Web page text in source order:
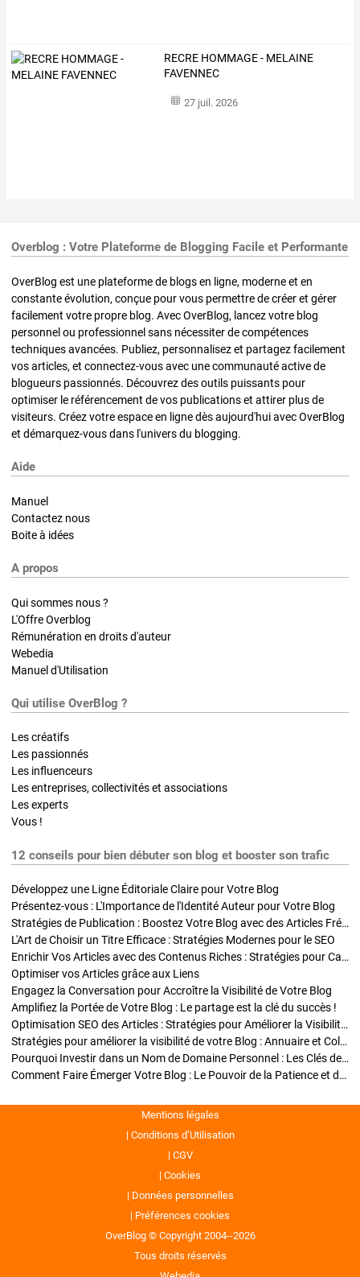
RECRE HOMMAGE - MELAINE
FAVENNEC
27 juil. 2026
Overblog : Votre Plateforme de Blogging Facile et Performante
OverBlog est une plateforme de blogs en ligne, moderne et en
constante évolution, conçue pour vous permettre de créer et gérer
facilement votre propre blog. Avec OverBlog, lancez votre blog
personnel ou professionnel sans nécessiter de compétences
techniques avancées. Publiez, personnalisez et partagez facilement
vos articles, et connectez-vous avec une communauté active de
blogueurs passionnés. Découvrez des outils puissants pour
optimiser le référencement de vos publications et attirer plus de
visiteurs. Créez votre espace en ligne dès aujourd'hui avec OverBlog
et démarquez-vous dans l'univers du blogging.
Aide
Manuel
Contactez nous
Boite à idées
A propos
Qui sommes nous ?
L'Offre Overblog
Rémunération en droits d'auteur
Webedia
Manuel d'Utilisation
Qui utilise OverBlog ?
Les créatifs
Les passionnés
Les influenceurs
Les entreprises, collectivités et associations
Les experts
Vous !
12 conseils pour bien débuter son blog et booster son trafic
Développez une Ligne Éditoriale Claire pour Votre Blog
Présentez-vous : L'Importance de l'Identité Auteur pour Votre Blog
Stratégies de Publication : Boostez Votre Blog avec des Articles Fréquents et Exclusifs
L'Art de Choisir un Titre Efficace : Stratégies Modernes pour le SEO
Enrichir Vos Articles avec des Contenus Riches : Stratégies pour Captiver et Optimiser
Optimiser vos Articles grâce aux Liens
Engagez la Conversation pour Accroître la Visibilité de Votre Blog
Amplifiez la Portée de Votre Blog : Le partage est la clé du succès !
Optimisation SEO des Articles : Stratégies pour Améliorer la Visibilité de Votre Blog
Stratégies pour améliorer la visibilité de votre Blog : Annuaire et Collaborations
Pourquoi Investir dans un Nom de Domaine Personnel : Les Clés de la Réussite de Votre Blog
Comment Faire Émerger Votre Blog : Le Pouvoir de la Patience et de la Persévérance
Mentions légales
Conditions d’Utilisation
CGV
Cookies
Données personnelles
Préférences cookies
OverBlog © Copyright 2004--2026
Tous droits réservés